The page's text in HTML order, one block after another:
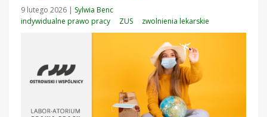
9 lutego 2026 | Sylwia Benc
indywidualne prawo pracy
ZUS zwolnienia lekarskie